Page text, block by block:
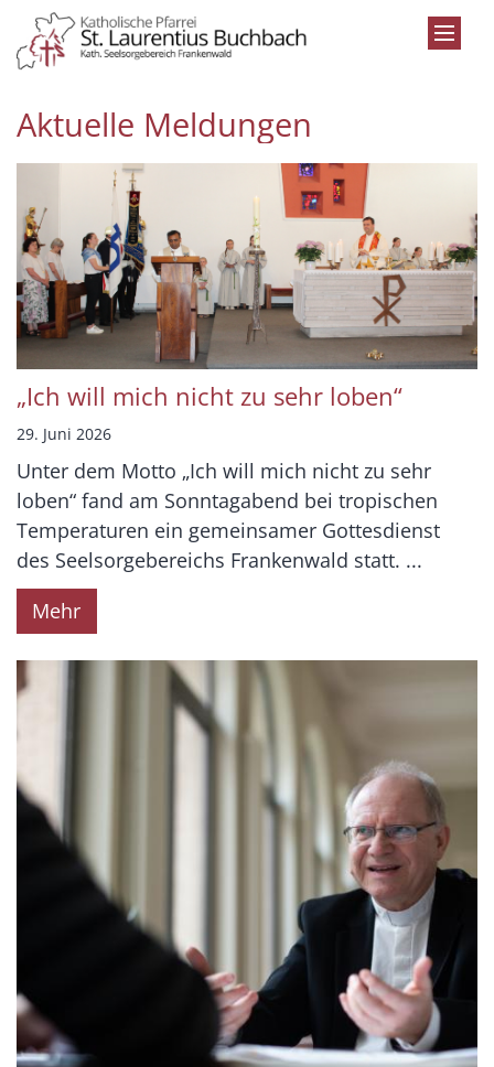
Zum Inhalt springen
Aktuelle Meldungen
„Ich will mich nicht zu sehr loben“
29. Juni 2026
Unter dem Motto „Ich will mich nicht zu sehr
loben“ fand am Sonntagabend bei tropischen
Temperaturen ein gemeinsamer Gottesdienst
des Seelsorgebereichs Frankenwald statt. ...
Mehr